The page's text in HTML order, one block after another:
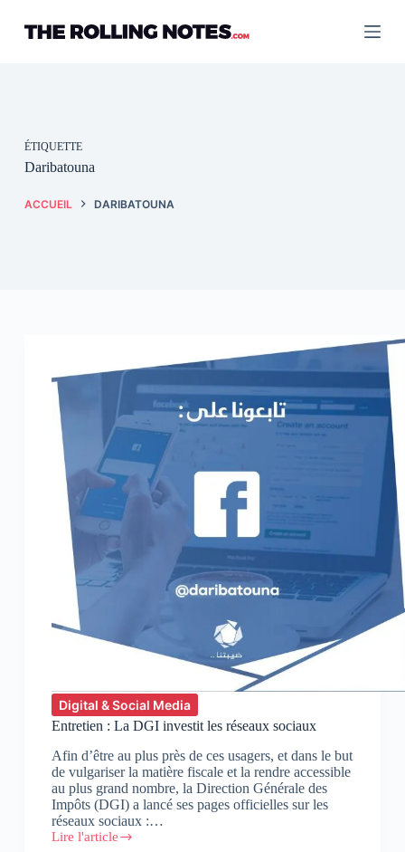
contenu
ÉTIQUETTE
Daribatouna
ACCUEIL DARIBATOUNA
Digital & Social Media
Entretien : La DGI investit les réseaux sociaux
Afin d’être au plus près de ces usagers, et dans le but
de vulgariser la matière fiscale et la rendre accessible
au plus grand nombre, la Direction Générale des
Impôts (DGI) a lancé ses pages officielles sur les
réseaux sociaux :…
Lire l'article
Entretien